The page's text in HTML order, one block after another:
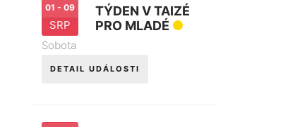
01 - 09
SRP
TÝDEN V TAIZÉ
PRO MLADÉ
Sobota
DETAIL UDÁLOSTI